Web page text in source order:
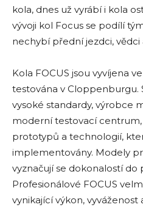
kola, dnes už vyrábí i kola
vývoji kol Focus se podílí
nechybí přední jezdci, vědci
Kola FOCUS jsou vyvíjena
testována v Cloppenburgu.
vysoké standardy, výrobce
moderní testovací
prototypů a technologií,
implementovány. Modely
vyznačují se dokonalostí
Profesionálové FOCUS
vynikající výkon, vyváženost